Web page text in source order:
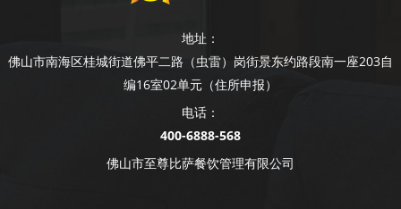
地址：
佛山市南海区桂城街道佛平二路（虫雷）岗街景东约路段南一座203自
编16室02单元（住所申报）
电话：
400-6888-568
佛山市至尊比萨餐饮管理有限公司